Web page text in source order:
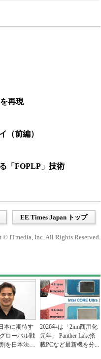
再現
（前編）
「FOPLP」技術
EE Times Japan トップ
© ITmedia, Inc. All Rights Reserved.
本に期待す
ローバル戦
を日本法人
2026年は「2nm商用化
元年」 Panther Lake搭
載PCなど最新機を分...